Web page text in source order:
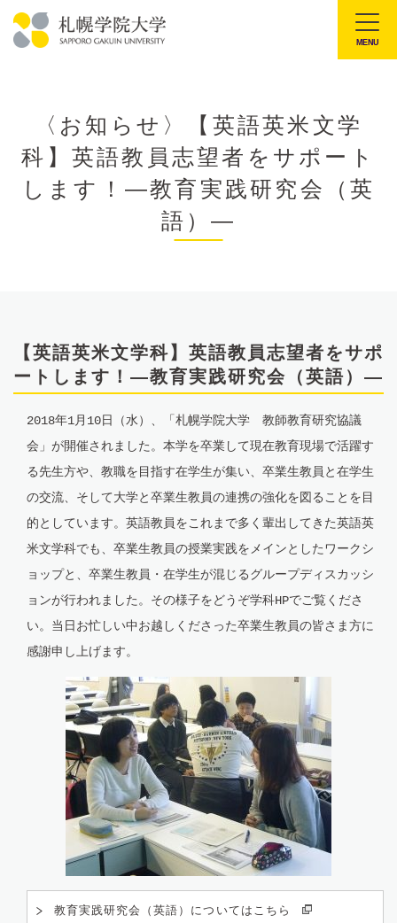
文
大
学
MENU
〈お知らせ〉【英語英米文学
科】英語教員志望者をサポート
します！—教育実践研究会（英
語）—
【英語英米文学科】英語教員志望者をサポ
ートします！—教育実践研究会（英語）—
2018年1月10日（水）、「札幌学院大学 教師教育研究協議
会」が開催されました。本学を卒業して現在教育現場で活躍す
る先生方や、教職を目指す在学生が集い、卒業生教員と在学生
の交流、そして大学と卒業生教員の連携の強化を図ることを目
的としています。英語教員をこれまで多く輩出してきた英語英
米文学科でも、卒業生教員の授業実践をメインとしたワークシ
ョップと、卒業生教員・在学生が混じるグループディスカッシ
ョンが行われました。その様子をどうぞ学科HPでご覧くださ
い。当日お忙しい中お越しくださった卒業生教員の皆さま方に
感謝申し上げます。
教育実践研究会（英語）についてはこちら